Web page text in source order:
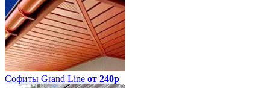
Софиты Grand Line от 240р